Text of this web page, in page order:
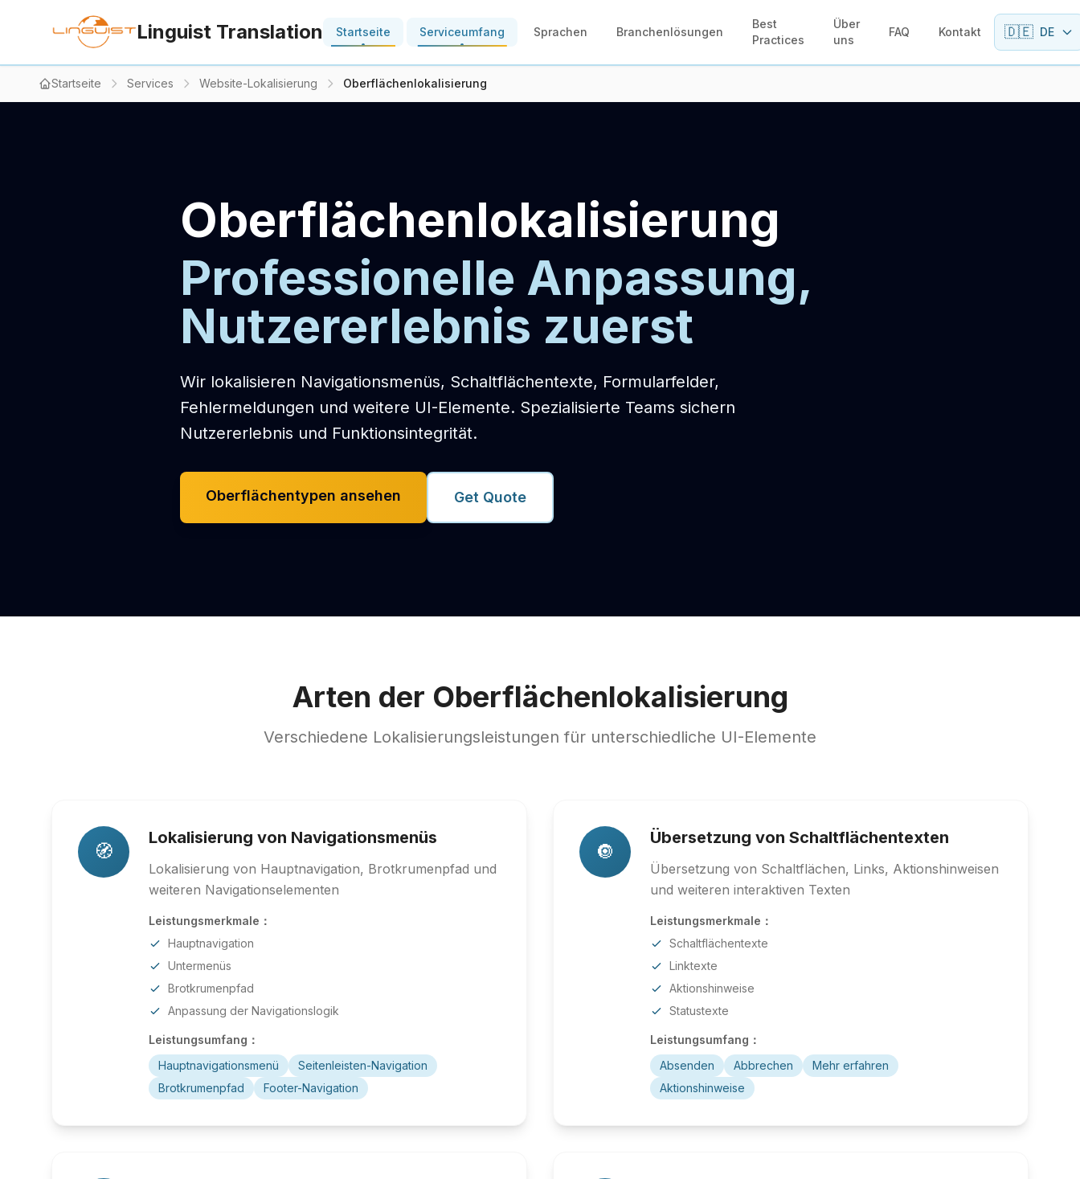
Linguist Translation Startseite Serviceumfang Sprachen Branchenlösungen
Best
Practices
Über
uns
FAQ Kontakt 🇩🇪 DE
Startseite Services Website-Lokalisierung Oberflächenlokalisierung
Oberflächenlokalisierung
Professionelle Anpassung,
Nutzererlebnis zuerst
Wir lokalisieren Navigationsmenüs, Schaltflächentexte, Formularfelder,
Fehlermeldungen und weitere UI-Elemente. Spezialisierte Teams sichern
Nutzererlebnis und Funktionsintegrität.
Oberflächentypen ansehen Get Quote
Arten der Oberflächenlokalisierung
Verschiedene Lokalisierungsleistungen für unterschiedliche UI-Elemente
🧭
Lokalisierung von Navigationsmenüs
Lokalisierung von Hauptnavigation, Brotkrumenpfad und
weiteren Navigationselementen
Leistungsmerkmale：
Hauptnavigation
Untermenüs
Brotkrumenpfad
Anpassung der Navigationslogik
Leistungsumfang：
Hauptnavigationsmenü
Seitenleisten-Navigation
Brotkrumenpfad
Footer-Navigation
🔘
Übersetzung von Schaltflächentexten
Übersetzung von Schaltflächen, Links, Aktionshinweisen
und weiteren interaktiven Texten
Leistungsmerkmale：
Schaltflächentexte
Linktexte
Aktionshinweise
Statustexte
Leistungsumfang：
Absenden
Abbrechen
Mehr erfahren
Aktionshinweise